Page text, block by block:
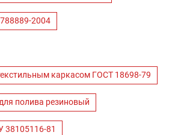
2004
каркасом ГОСТ 18698-79
полива резиновый
38105116-81